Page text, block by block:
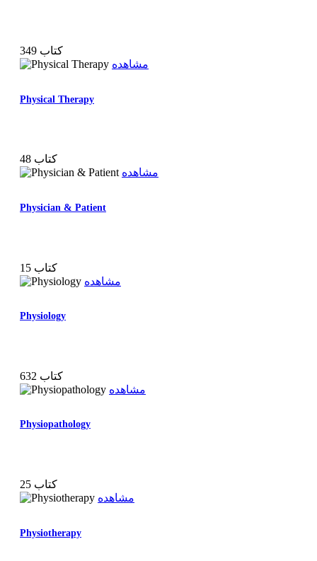
349 کتاب
مشاهده
Physical Therapy
48 کتاب
مشاهده
Physician & Patient
15 کتاب
مشاهده
Physiology
632 کتاب
مشاهده
Physiopathology
25 کتاب
مشاهده
Physiotherapy